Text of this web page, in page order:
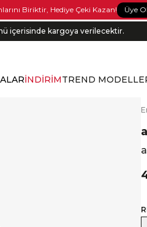
Biriktir, Hediye Çeki Kazan! Üye Ol
içerisinde kargoya verilecektir.
İNDİRİMTREND
E